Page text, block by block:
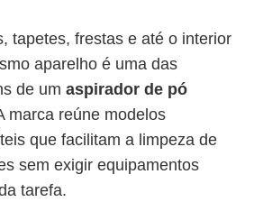
tapetes, frestas e até o interior
aparelho é uma das
de um aspirador de pó
marca reúne modelos
que facilitam a limpeza de
sem exigir equipamentos
tarefa.